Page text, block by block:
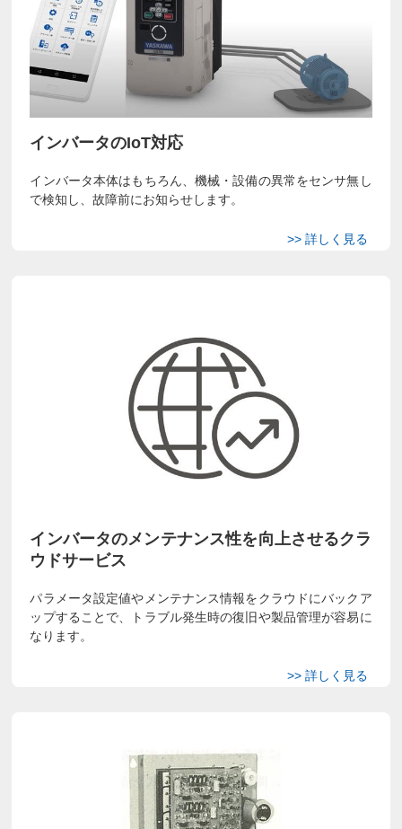
インバータのIoT対応
インバータ本体はもちろん、機械・設備の異常をセンサ無し
で検知し、故障前にお知らせします。
インバータのメンテナンス性を向上させるクラ
ウドサービス
パラメータ設定値やメンテナンス情報をクラウドにバックア
ップすることで、トラブル発生時の復旧や製品管理が容易に
なります。